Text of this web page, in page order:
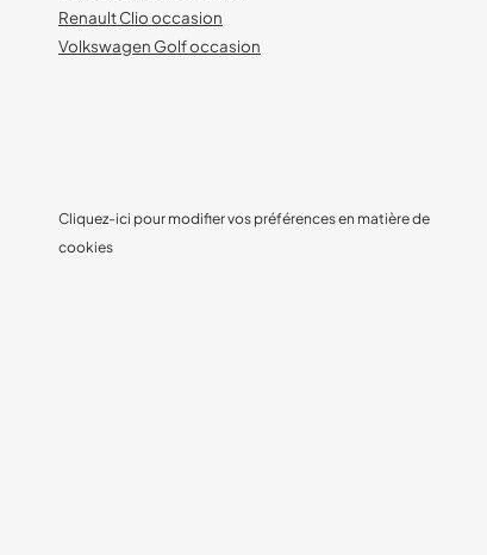
Renault Clio occasion
Volkswagen Golf occasion
Cliquez-ici pour modifier vos préférences en matière de
cookies